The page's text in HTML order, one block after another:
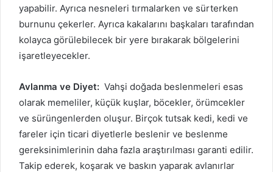
yapabilir. Ayrıca nesneleri tırmalarken ve sürterken
burnunu çekerler. Ayrıca kakalarını başkaları tarafından
kolayca görülebilecek bir yere bırakarak bölgelerini
işaretleyecekler.
Avlanma ve Diyet: Vahşi doğada beslenmeleri esas
olarak memeliler, küçük kuşlar, böcekler, örümcekler
ve sürüngenlerden oluşur. Birçok tutsak kedi, kedi ve
fareler için ticari diyetlerle beslenir ve beslenme
gereksinimlerinin daha fazla araştırılması garanti edilir.
Takip ederek, koşarak ve baskın yaparak avlanırlar